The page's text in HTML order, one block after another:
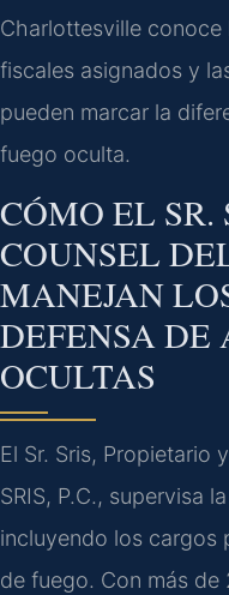
Charlottesville
fiscales asignados y
pueden marcar la
fuego oculta.
CÓMO EL SR.
COUNSEL
MANEJAN
DEFENSA DE
OCULTAS
El Sr. Sris, Propietario
SRIS, P.C., supervisa
incluyendo los cargos
de fuego. Con más